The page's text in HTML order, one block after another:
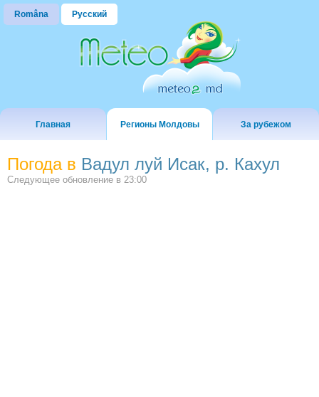
Româna Русский
Главная Регионы Молдовы За рубежом
Погода в Вадул луй Исак, р. Кахул
Следующее обновление в 23:00